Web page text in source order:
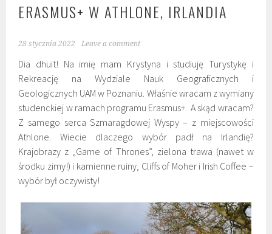
ERASMUS+ W ATHLONE, IRLANDIA
28 stycznia 2022 Leave a comment
Dia dhuit! Na imię mam Krystyna i studiuję Turystykę i
Rekreację na Wydziale Nauk Geograficznych i
Geologicznych UAM w Poznaniu. Właśnie wracam z wymiany
studenckiej w ramach programu Erasmus+. A skąd wracam?
Z samego serca Szmaragdowej Wyspy – z miejscowości
Athlone. Wiecie dlaczego wybór padł na Irlandię?
Krajobrazy z „Game of Thrones”, zielona trawa (nawet w
środku zimy!) i kamienne ruiny, Cliffs of Moher i Irish Coffee –
wybór był oczywisty!